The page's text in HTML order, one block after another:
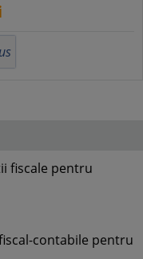
fiscale pentru
contabile pentru